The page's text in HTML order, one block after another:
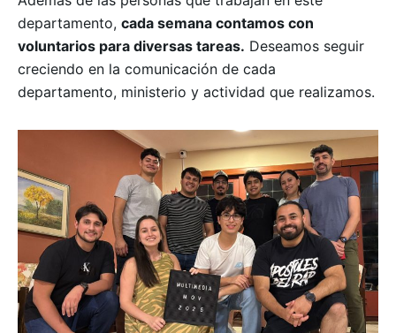
departamento, cada semana contamos con
voluntarios para diversas tareas. Deseamos seguir
creciendo en la comunicación de cada
departamento, ministerio y actividad que realizamos.